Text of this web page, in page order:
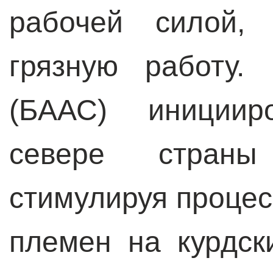
рабочей
грязную
(БААС)
севере
стимулируя
племен на